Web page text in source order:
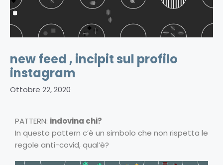
new feed , incipit sul profilo
instagram
Ottobre 22, 2020
PATTERN: indovina chi?
In questo pattern c’è un simbolo che non rispetta le
regole anti-covid, qual’è?